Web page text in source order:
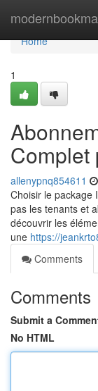
Home
Home
1
Complet
allenypnq854611
Choisir le package
pas les tenants et
découvrir les
une https://
Comments
Comments
Submit a
No HTML